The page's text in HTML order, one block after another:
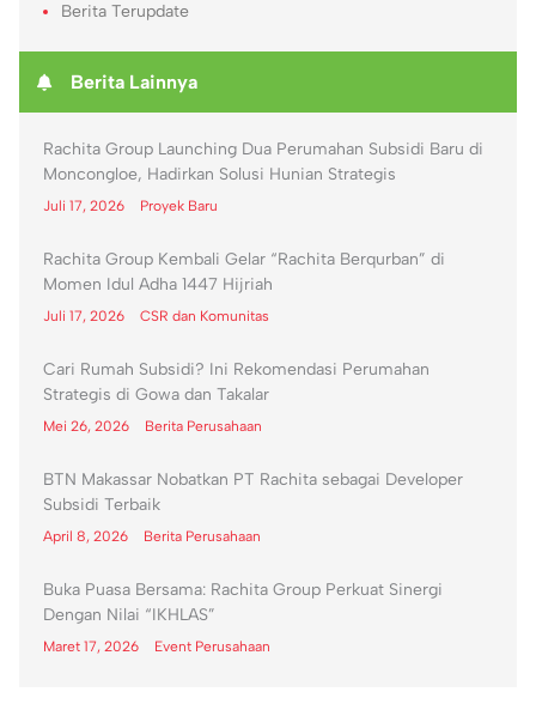
Berita Terupdate
Berita Lainnya
Rachita Group Launching Dua Perumahan Subsidi Baru di
Moncongloe, Hadirkan Solusi Hunian Strategis
Juli 17, 2026 Proyek Baru
Rachita Group Kembali Gelar “Rachita Berqurban” di
Momen Idul Adha 1447 Hijriah
Juli 17, 2026 CSR dan Komunitas
Cari Rumah Subsidi? Ini Rekomendasi Perumahan
Strategis di Gowa dan Takalar
Mei 26, 2026 Berita Perusahaan
BTN Makassar Nobatkan PT Rachita sebagai Developer
Subsidi Terbaik
April 8, 2026 Berita Perusahaan
Buka Puasa Bersama: Rachita Group Perkuat Sinergi
Dengan Nilai “IKHLAS”
Maret 17, 2026 Event Perusahaan